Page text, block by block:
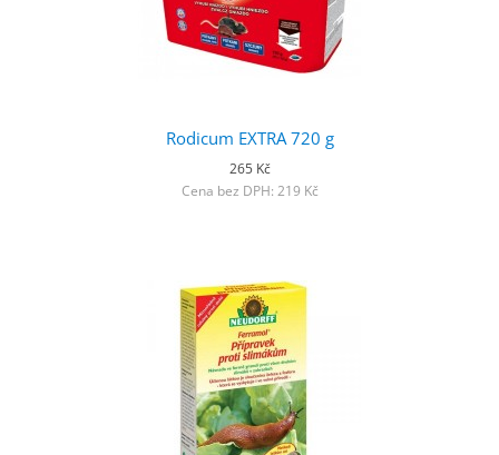
Rodicum EXTRA 720 g
265 Kč
Cena bez DPH: 219 Kč